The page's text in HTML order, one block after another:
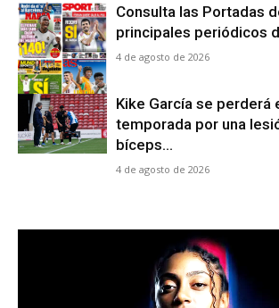
Consulta las Portadas
principales periódicos
4 de agosto de 2026
Kike García se perderá
temporada por una
bíceps...
4 de agosto de 2026